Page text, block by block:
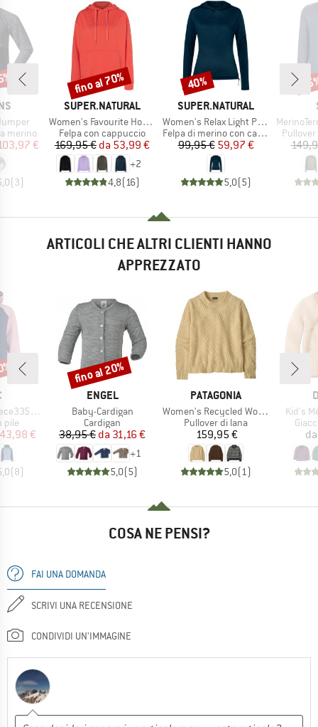
merino
ridotto
€
(3)
MARCHIO
SUPER.NATURAL
Articolo
Women's Favourite Hoodie
Gruppo di prodotti
Felpa con cappuccio
Prezzo
169,95 € Prezzo ridotto
da 53,99 €
+2
4,8(16)
Sconto
fino al 70%
MARCHIO
SUPER.NATURAL
Articolo
Women's Relax Light Pocket Hoodie
Gruppo di prodotti
Felpa di merino con cappuccio
Prezzo
99,95 €Prezzo ridotto
59,97 €
5,0(5)
Sconto
40%
Articolo
Gruppo
ARTICOLI CHE ALTRI CLIENTI HANNO
APPREZZATO
Zip Hoody
pile
ridotto
43,98 €
(8)
MARCHIO
ENGEL
Articolo
Baby-Cardigan
Gruppo di prodotti
Cardigan
Prezzo
38,95 € Prezzo ridotto
da 31,16 €
+1
5,0(5)
Sconto
fino al 20%
MARCHIO
PATAGONIA
Articolo
Women's Recycled Wool Crewneck Sweater
Gruppo di prodotti
Pullover di lana
Prezzo
159,95 €
5,0(1)
Articolo
Kid's
da
COSA NE PENSI?
FAI UNA DOMANDA
SCRIVI UNA RECENSIONE
CONDIVIDI UN'IMMAGINE